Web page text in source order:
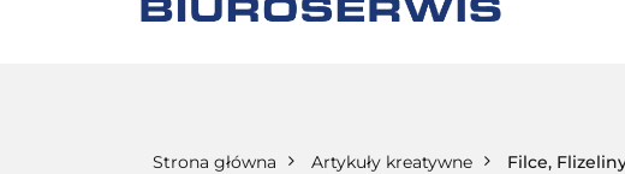
Strona główna Artykuły kreatywne Filce,